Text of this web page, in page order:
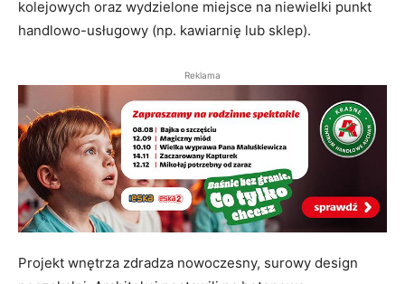
Reklama
Projekt wnętrza zdradza nowoczesny, surowy design
wykończenia ścian oraz charakterystyczny, czarny sufit